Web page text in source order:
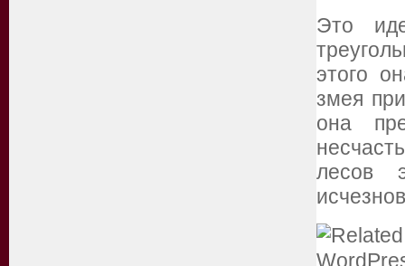
Это
этого
змея
она
лесов